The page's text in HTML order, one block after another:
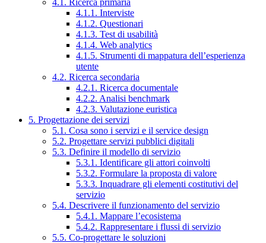
4.1. Ricerca primaria
4.1.1. Interviste
4.1.2. Questionari
4.1.3. Test di usabilità
4.1.4. Web analytics
4.1.5. Strumenti di mappatura dell’esperienza
utente
4.2. Ricerca secondaria
4.2.1. Ricerca documentale
4.2.2. Analisi benchmark
4.2.3. Valutazione euristica
5. Progettazione dei servizi
5.1. Cosa sono i servizi e il service design
5.2. Progettare servizi pubblici digitali
5.3. Definire il modello di servizio
5.3.1. Identificare gli attori coinvolti
5.3.2. Formulare la proposta di valore
5.3.3. Inquadrare gli elementi costitutivi del
servizio
5.4. Descrivere il funzionamento del servizio
5.4.1. Mappare l’ecosistema
5.4.2. Rappresentare i flussi di servizio
5.5. Co-progettare le soluzioni